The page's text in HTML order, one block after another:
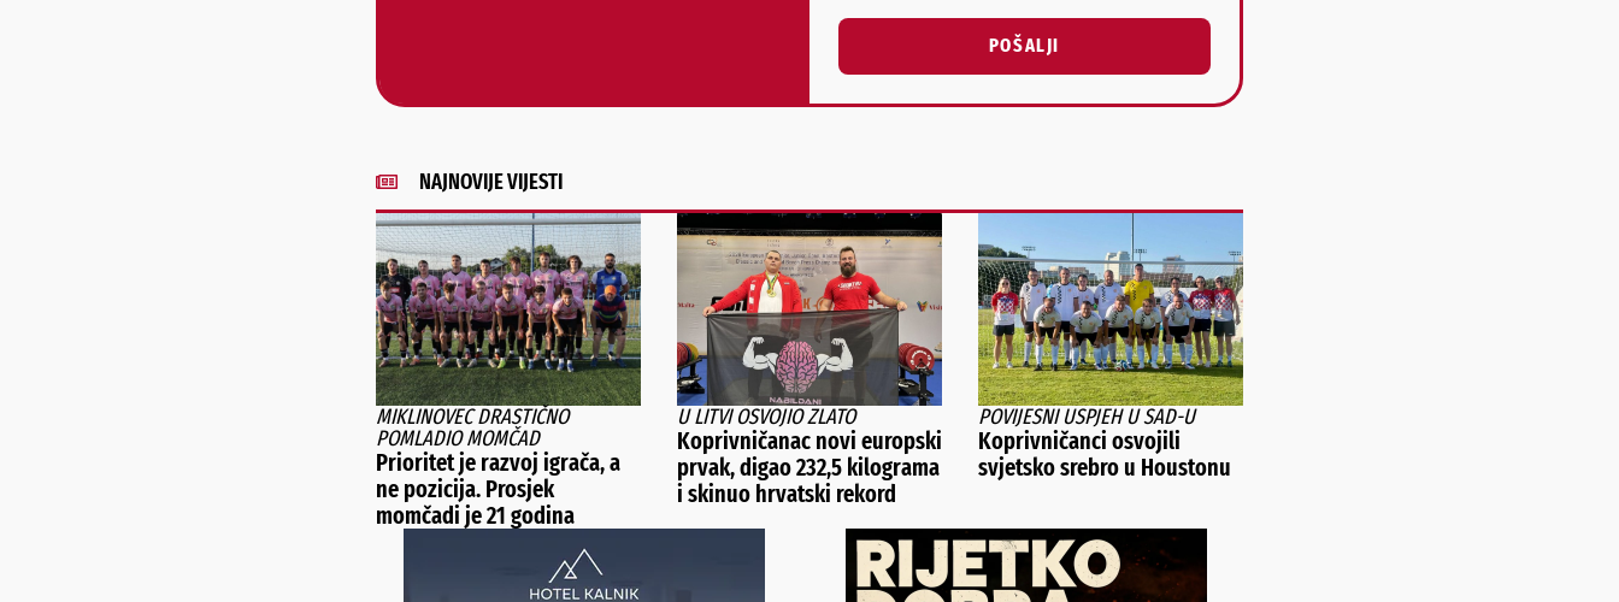
POŠALJI
NAJNOVIJE VIJESTI
MIKLINOVEC DRASTIČNO
POMLADIO MOMČAD
Prioritet je razvoj igrača, a
ne pozicija. Prosjek
momčadi je 21 godina
U LITVI OSVOJIO ZLATO
Koprivničanac novi europski
prvak, digao 232,5 kilograma
i skinuo hrvatski rekord
POVIJESNI USPJEH U SAD-U
Koprivničanci osvojili
svjetsko srebro u Houstonu